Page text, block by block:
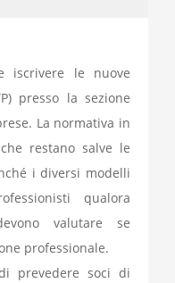
iscrivere le nuove
presso la sezione
La normativa in
restano salve le
i diversi modelli
qualora
valutare se
professionale.
prevedere soci di